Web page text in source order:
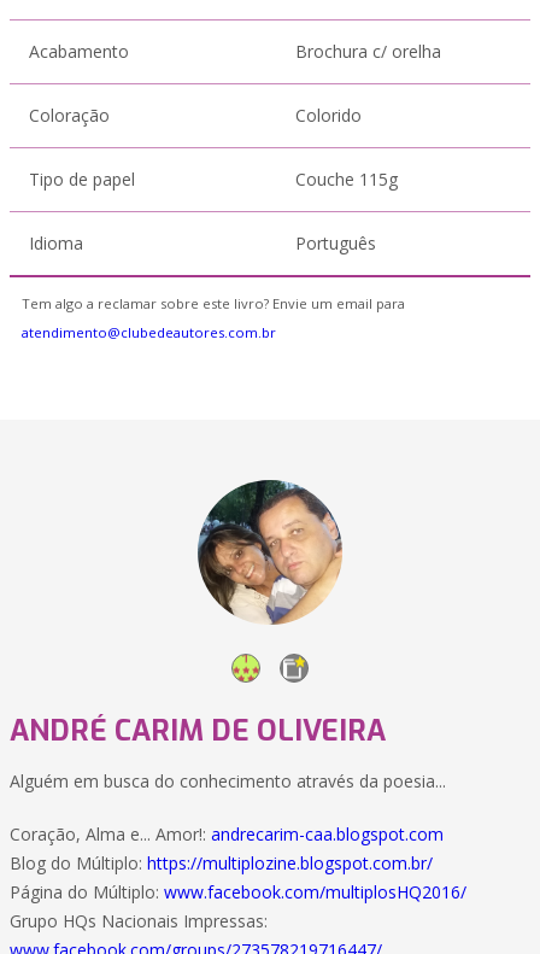
Acabamento Brochura c/ orelha
Coloração Colorido
Tipo de papel Couche 115g
Idioma Português
Tem algo a reclamar sobre este livro? Envie um email para
atendimento@clubedeautores.com.br
ANDRÉ CARIM DE OLIVEIRA
Alguém em busca do conhecimento através da poesia...
Coração, Alma e... Amor!: andrecarim-caa.blogspot.com
Blog do Múltiplo: https://multiplozine.blogspot.com.br/
Página do Múltiplo: www.facebook.com/multiplosHQ2016/
Grupo HQs Nacionais Impressas: